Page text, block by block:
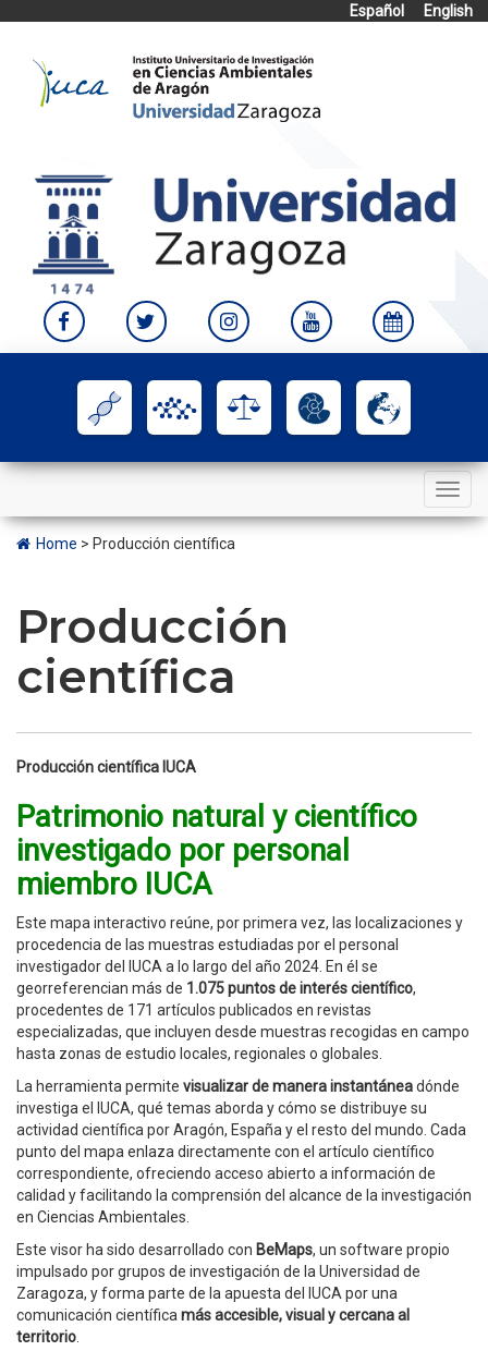
Español
English
content
Toggle
navigation
Home > Producción científica
Producción
científica
Producción científica IUCA
Patrimonio natural y científico
investigado por personal
miembro IUCA
Este mapa interactivo reúne, por primera vez, las localizaciones y
procedencia de las muestras estudiadas por el personal
investigador del IUCA a lo largo del año 2024. En él se
georreferencian más de 1.075 puntos de interés científico,
procedentes de 171 artículos publicados en revistas
especializadas, que incluyen desde muestras recogidas en campo
hasta zonas de estudio locales, regionales o globales.
La herramienta permite visualizar de manera instantáneadónde
investiga el IUCA, qué temas aborda y cómo se distribuye su
actividad científica por Aragón, España y el resto del mundo. Cada
punto del mapa enlaza directamente con el artículo científico
correspondiente, ofreciendo acceso abierto a información de
calidad y facilitando la comprensión del alcance de la investigación
en Ciencias Ambientales.
Este visor ha sido desarrollado con BeMaps, un software propio
impulsado por grupos de investigación de la Universidad de
Zaragoza, y forma parte de la apuesta del IUCA por una
comunicación científica más accesible, visual y cercana al
territorio